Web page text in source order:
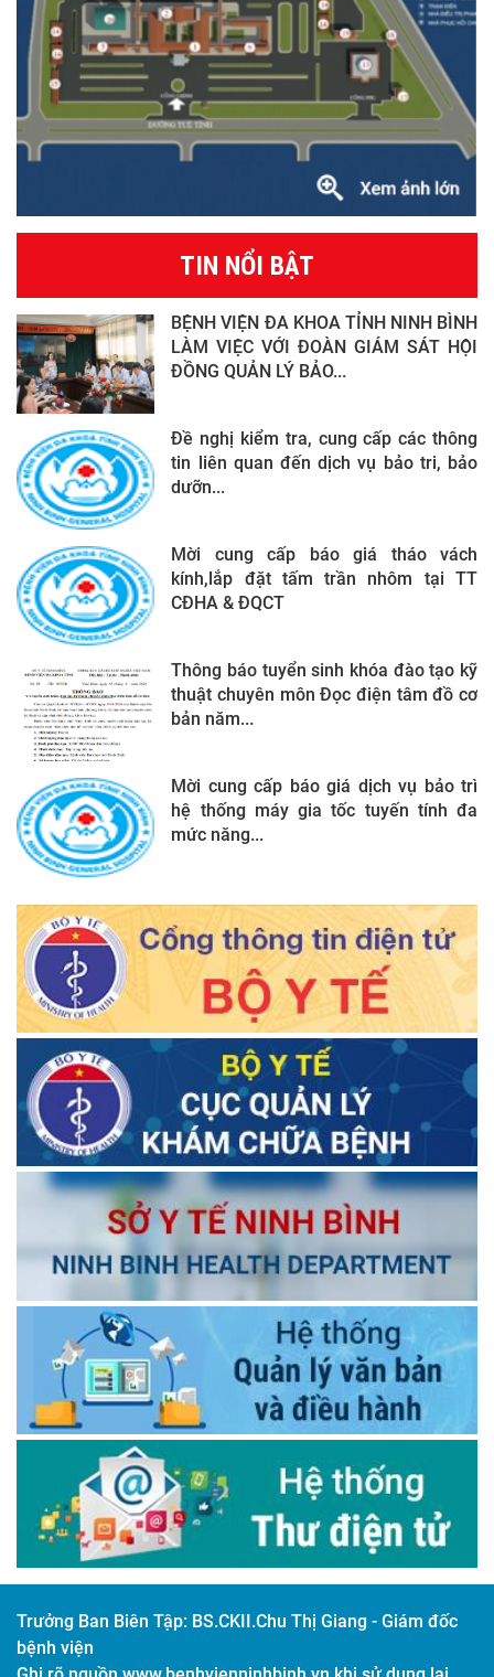
TIN NỔI BẬT
BỆNH VIỆN ĐA KHOA TỈNH NINH BÌNH
LÀM VIỆC VỚI ĐOÀN GIÁM SÁT HỘI
ĐỒNG QUẢN LÝ BẢO...
Đề nghị kiểm tra, cung cấp các thông
tin liên quan đến dịch vụ bảo tri, bảo
dưỡn...
Mời cung cấp báo giá tháo vách
kính,lắp đặt tấm trần nhôm tại TT
CĐHA & ĐQCT
Thông báo tuyển sinh khóa đào tạo kỹ
thuật chuyên môn Đọc điện tâm đồ cơ
bản năm...
Mời cung cấp báo giá dịch vụ bảo trì
hệ thống máy gia tốc tuyến tính đa
mức năng...
Trưởng Ban Biên Tập: BS.CKII.Chu Thị Giang - Giám đốc
bệnh viện